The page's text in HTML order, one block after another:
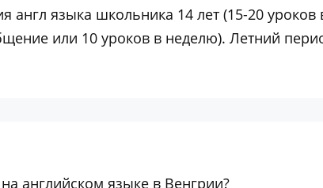
англ языка школьника 14 лет (15-20
или 10 уроков в неделю). Летний
английском языке в Венгрии?